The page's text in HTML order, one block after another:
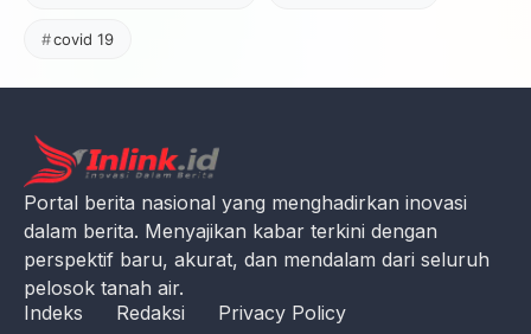
covid 19
Portal berita nasional yang menghadirkan inovasi
dalam berita. Menyajikan kabar terkini dengan
perspektif baru, akurat, dan mendalam dari seluruh
pelosok tanah air.
Indeks
Redaksi Privacy Policy